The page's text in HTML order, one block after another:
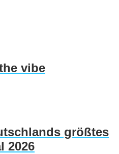
vibe
größtes
2026